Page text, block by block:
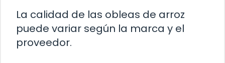
La calidad de las obleas de arroz
puede variar según la marca y el
proveedor.